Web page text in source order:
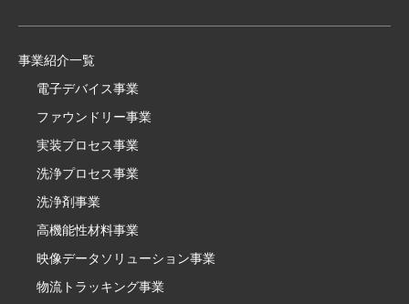
事業紹介一覧
電子デバイス事業
ファウンドリー事業
実装プロセス事業
洗浄プロセス事業
洗浄剤事業
高機能性材料事業
映像データソリューション事業
物流トラッキング事業